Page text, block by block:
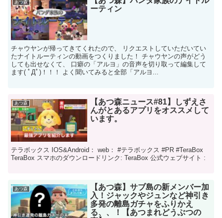
あつ森
ーティン
チャウヤンが帰ってきてくれたので、 リクエストしていただいてい
たナイトルーティンの動画をつくりました！ チャウヤンの声がどう
しても出せなくて、 口癖の「アルヨ」の音声を切り取って編集して
ます( ﾟДﾟ)！！！ よく聞いてみると全部「アルヨ...
あつ森
【あつ森ニュース#81】しずえさ
んがとあるアプリをオススメして
います。
テラボックス IOS&Android： web： #テラボックス #PR #TeraBox
TeraBox スマホのダウンロードリンク: TeraBox 公式ウェブサイト :
あつ森
【あつ森】サブ島の新メンバー加
入！ジャックやジュンなど神引き
多発の離島ガチャをふりかえ
る、、！【あつまれどうぶつの